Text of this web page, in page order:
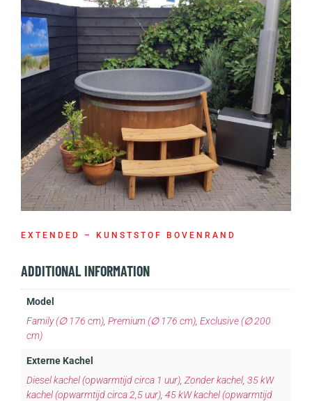
EXTENDED – KUNSTSTOF BOVENRAND
ADDITIONAL INFORMATION
Model
Family (∅ 176 cm) Premium (∅ 176 cm) Exclusive (∅ 200
cm)
Externe Kachel
Diesel kachel (opwarmtijd circa 1 uur) Zonder kachel 35 kW
kachel (opwarmtijd circa 2,5 uur) 45 kW kachel (opwarmtijd